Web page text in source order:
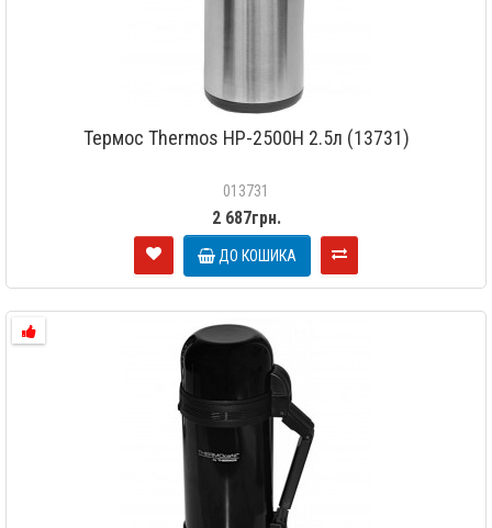
Термос Thermos HP-2500H 2.5л (13731)
013731
2 687грн.
ДО КОШИКА